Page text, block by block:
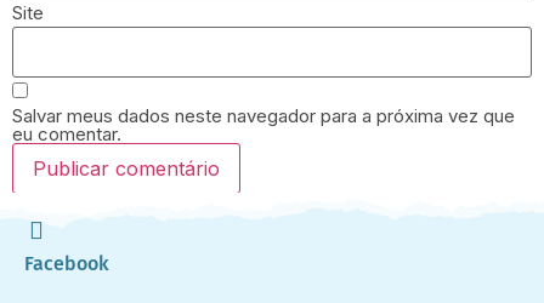
Site
Salvar meus dados neste navegador para a próxima vez que
eu comentar.
Facebook